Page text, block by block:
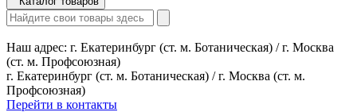
Наш адрес: г. Екатеринбург (ст. м. Ботаническая) / г. Москва
(ст. м. Профсоюзная)
г. Екатеринбург (ст. м. Ботаническая) / г. Москва (ст. м.
Профсоюзная)
Перейти в контакты